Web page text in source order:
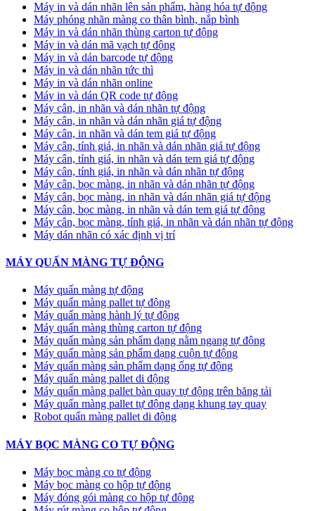
Máy in và dán nhãn lên sản phẩm, hàng hóa tự động
Máy phóng nhãn màng co thân bình, nắp bình
Máy in và dán nhãn thùng carton tự động
Máy in và dán mã vạch tự động
Máy in và dán barcode tự động
Máy in và dán nhãn tức thì
Máy in và dán nhãn online
Máy in và dán QR code tự động
Máy cân, in nhãn và dán nhãn tự động
Máy cân, in nhãn và dán nhãn giá tự động
Máy cân, in nhãn và dán tem giá tự động
Máy cân, tính giá, in nhãn và dán nhãn giá tự động
Máy cân, tính giá, in nhãn và dán tem giá tự động
Máy cân, tính giá, in nhãn và dán nhãn tự động
Máy cân, bọc màng, in nhãn và dán nhãn tự động
Máy cân, bọc màng, in nhãn và dán nhãn giá tự động
Máy cân, bọc màng, in nhãn và dán tem giá tự động
Máy cân, bọc màng, tính giá, in nhãn và dán nhãn tự động
Máy dán nhãn có xác định vị trí
MÁY QUẤN MÀNG TỰ ĐỘNG
Máy quấn màng tự động
​Máy quấn màng pallet tự động
Máy quấn màng hành lý tự động
Máy quấn màng thùng carton tự động
Máy quấn màng sản phẩm dạng nằm ngang tự động
Máy quấn màng sản phẩm dạng cuộn tự động
Máy quấn màng sản phẩm dạng ống tự động
Máy quấn màng pallet di động
Máy quấn màng pallet bàn quay tự động trên băng tải
Máy quấn màng pallet tự động dạng khung tay quay
Robot quấn màng pallet di động
MÁY BỌC MÀNG CO TỰ ĐỘNG
Máy bọc màng co tự động
Máy bọc màng co hộp tự động
Máy đóng gói màng co hộp tự động